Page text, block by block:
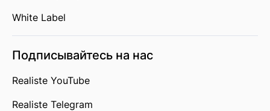
White Label
Подписывайтесь на нас
Realiste YouTube
Realiste Telegram